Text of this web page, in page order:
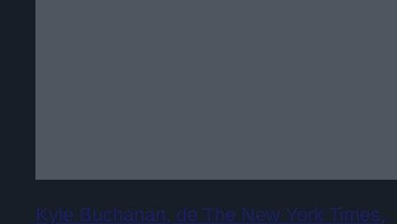
Kyle Buchanan, de The New York Times,